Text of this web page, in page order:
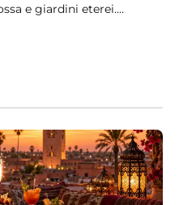
e giardini eterei.